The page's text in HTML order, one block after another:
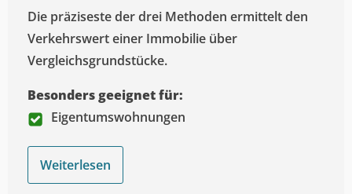
Die präziseste der drei Methoden ermittelt den
Verkehrswert einer Immobilie über
Vergleichsgrundstücke.
Besonders geeignet für:
Eigentumswohnungen
Weiterlesen